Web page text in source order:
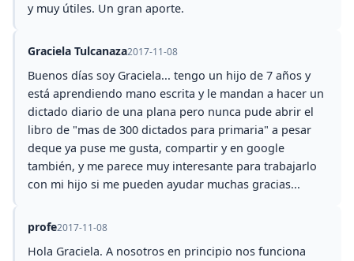
y muy útiles. Un gran aporte.
Graciela Tulcanaza2017-11-08
Buenos días soy Graciela... tengo un hijo de 7 años y
está aprendiendo mano escrita y le mandan a hacer un
dictado diario de una plana pero nunca pude abrir el
libro de "mas de 300 dictados para primaria" a pesar
deque ya puse me gusta, compartir y en google
también, y me parece muy interesante para trabajarlo
con mi hijo si me pueden ayudar muchas gracias...
profe2017-11-08
Hola Graciela. A nosotros en principio nos funciona